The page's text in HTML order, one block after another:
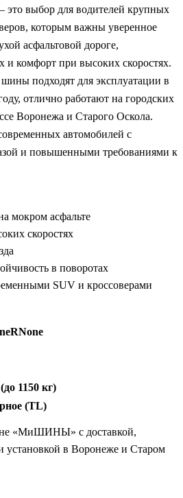
выбор для водителей крупных
которым важны уверенное
асфальтовой дороге,
и комфорт при высоких скоростях.
подходят для эксплуатации в
отлично работают на городских
Воронежа и Старого Оскола.
автомобилей с
и повышенными требованиями к
мокром асфальте
скоростях
в поворотах
SUV и кроссоверами
1150 кг)
(TL)
«МиШИНЫ» с доставкой,
установкой в Воронеже и Старом